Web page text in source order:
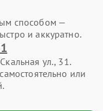
способом —
и аккуратно.
ул., 31.
или